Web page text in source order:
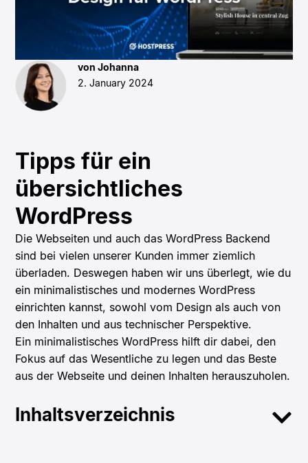
von Johanna
2. January 2024
Tipps für ein
übersichtliches
WordPress
Die Webseiten und auch das WordPress Backend
sind bei vielen unserer Kunden immer ziemlich
überladen. Deswegen haben wir uns überlegt, wie du
ein minimalistisches und modernes WordPress
einrichten kannst, sowohl vom Design als auch von
den Inhalten und aus technischer Perspektive.
Ein minimalistisches WordPress hilft dir dabei, den
Fokus auf das Wesentliche zu legen und das Beste
aus der Webseite und deinen Inhalten herauszuholen.
Inhaltsverzeichnis